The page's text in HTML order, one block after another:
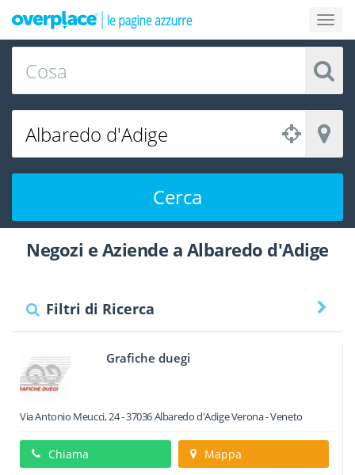
Cerca
Negozi e Aziende a Albaredo d'Adige
Filtri di Ricerca
Grafiche duegi
Via Antonio Meucci, 24-37036Albaredo d'AdigeVerona -Veneto
Chiama Mappa